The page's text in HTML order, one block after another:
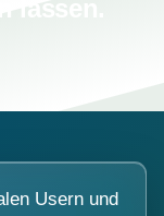
Usern und